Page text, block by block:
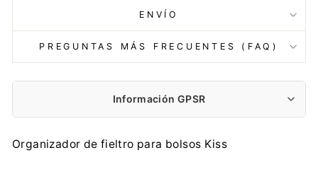
ENVÍO
PREGUNTAS MÁS FRECUENTES (FAQ)
Información GPSR
Fabricante:
ARCO DESIGN Sp. z o.o. Sp. k.
Organizador de fieltro para bolsos Kiss